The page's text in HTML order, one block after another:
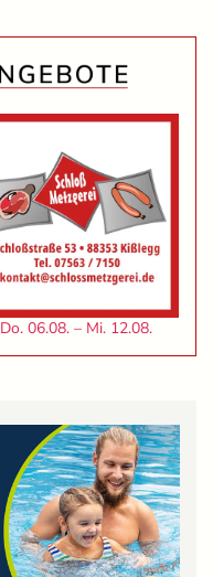
Do. 06.08. – Mi. 12.08.